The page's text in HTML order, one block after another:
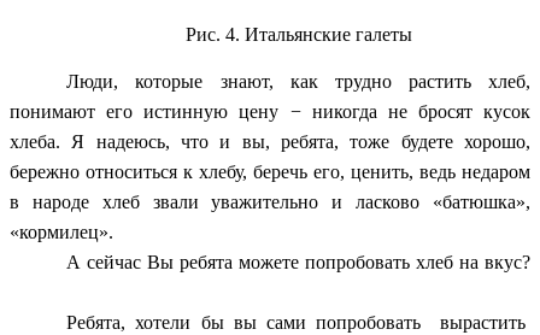
Рис. 4. Итальянские галеты
Люди, которые знают, как трудно растить хлеб,
понимают его истинную цену −никогда не бросят кусок
хлеба.
Я надеюсь, что и вы, ребята, тоже будете хорошо,
бережно относиться к хлебу, беречь его, ценить, ведь недаром
в народе хлеб звали уважительно и ласково «батюшка»,
«кормилец».
А сейчас Вы ребята можете попробовать хлеб на вкус?
Ребята, хотели бы вы сами попробовать вырастить